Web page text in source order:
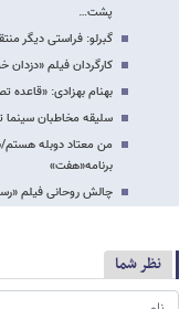
پشت…
گبرلو: فراستی دیگر
کارگردان فیلم «دزدان
بهنام بهزادی: «قاعده
سلیقه مخاطبان سینما
من معتاد دوبله
برنامه«هفت»
چالش روحانی فیلم
نظر شما